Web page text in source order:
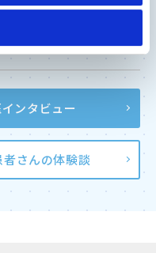
ンタビュー
さんの体験談